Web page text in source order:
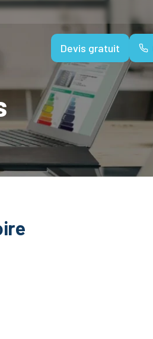
Devis gratuit